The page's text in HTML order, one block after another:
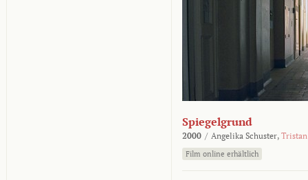
Spiegelgrund
2000 / Angelika Schuster,
Film online erhältlich